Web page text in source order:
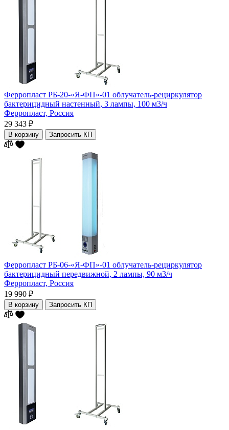
Ферропласт РБ-20-«Я-ФП»-01 облучатель-рециркулятор
бактерицидный настенный, 3 лампы, 100 м3/ч
Ферропласт, Россия
29 343 ₽
В корзину Запросить КП
Ферропласт РБ-06-«Я-ФП»-01 облучатель-рециркулятор
бактерицидный передвижной, 2 лампы, 90 м3/ч
Ферропласт, Россия
19 990 ₽
В корзину Запросить КП